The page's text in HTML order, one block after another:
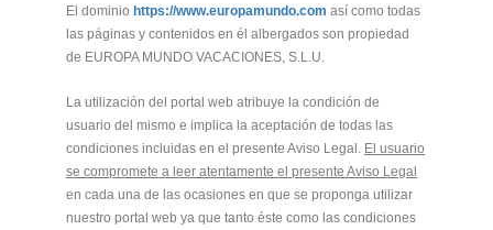
El dominio https://www.europamundo.com así como todas
las páginas y contenidos en él albergados son propiedad
de EUROPA MUNDO VACACIONES, S.L.U.
La utilización del portal web atribuye la condición de
usuario del mismo e implica la aceptación de todas las
condiciones incluidas en el presente Aviso Legal. El usuario
se compromete a leer atentamente el presente Aviso Legal
en cada una de las ocasiones en que se proponga utilizar
nuestro portal web ya que tanto éste como las condiciones